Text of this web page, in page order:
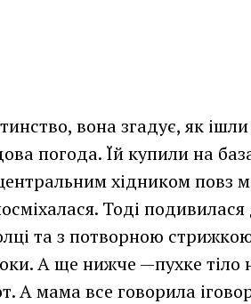
вона згадує, як
погода. Їй купили на
хідником повз
Тоді подивилася
та з потворною
А ще нижче —пухке тіло
А мама все говорила